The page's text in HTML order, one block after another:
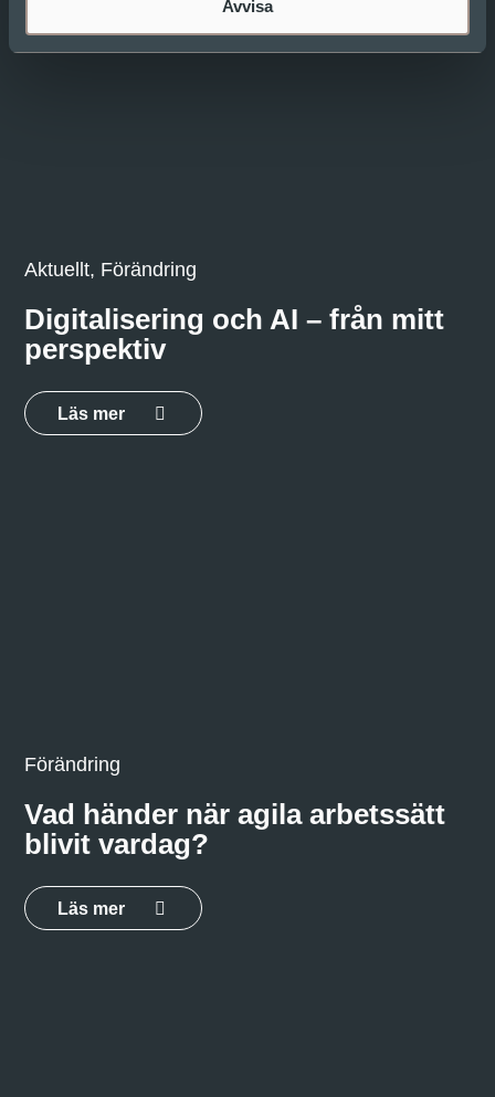
Avvisa
Aktuellt, Förändring
Digitalisering och AI – från mitt
perspektiv
Läs mer
Förändring
Vad händer när agila arbetssätt
blivit vardag?
Läs mer